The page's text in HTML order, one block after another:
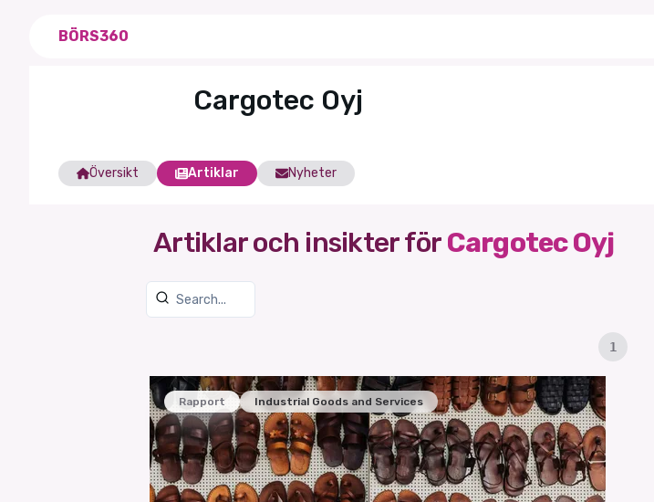
BÖRS360
Cargotec Oyj
Översikt Artiklar Nyheter
Artiklar och insikter för Cargotec Oyj
1
Rapport Industrial Goods and Services